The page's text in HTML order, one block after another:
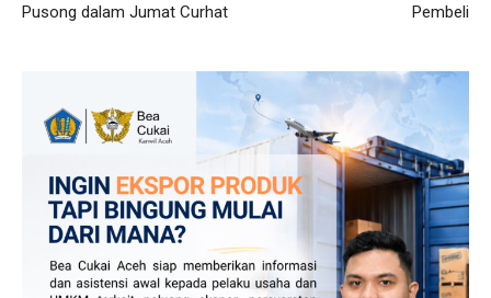
Pusong dalam Jumat Curhat
Pembeli